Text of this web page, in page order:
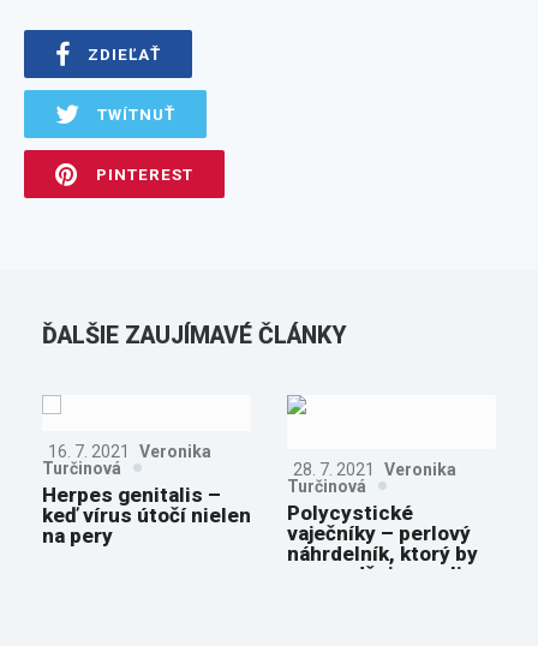
ZDIEĽAŤ
TWÍTNUŤ
PINTEREST
ĎALŠIE ZAUJÍMAVÉ ČLÁNKY
16. 7. 2021
Veronika
Turčinová
Herpes genitalis –
keď vírus útočí nielen
na pery
28. 7. 2021
Veronika
Turčinová
Polycystické
vaječníky – perlový
náhrdelník, ktorý by
sme radšej nemali